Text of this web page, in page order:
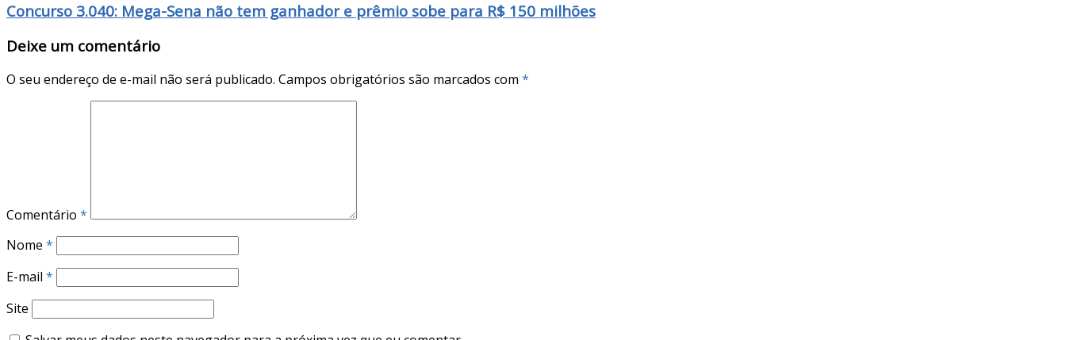
Concurso 3.040: Mega-Sena não tem ganhador e prêmio sobe para R$ 150 milhões
Deixe um comentário
O seu endereço de e-mail não será publicado. Campos obrigatórios são marcados com *
Comentário *
Nome *
E-mail *
Site